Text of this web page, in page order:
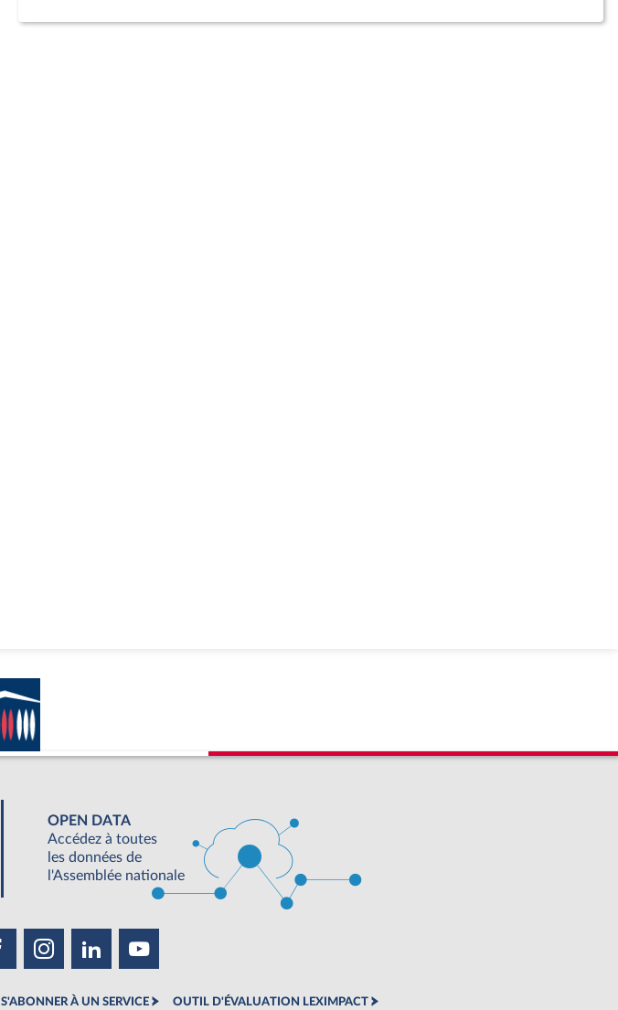
OPEN DATA
Accédez à toutes
les données de
l'Assemblée nationale
S'ABONNER À UN SERVICE OUTIL D'ÉVALUATION LEXIMPACT